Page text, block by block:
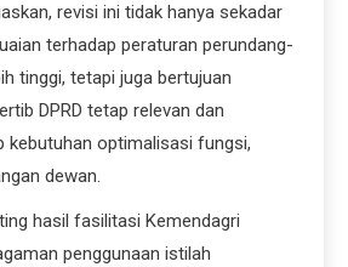
revisi ini tidak hanya sekadar
terhadap peraturan perundang-
tinggi, tetapi juga bertujuan
DPRD tetap relevan dan
kebutuhan optimalisasi fungsi,
dewan.
hasil fasilitasi Kemendagri
penggunaan istilah